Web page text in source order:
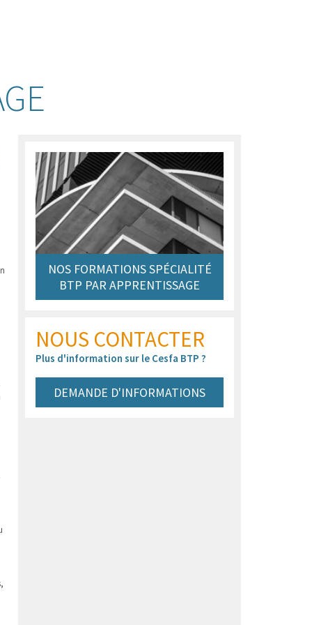
NOS FORMATIONS SPÉCIALITÉ
BTP PAR APPRENTISSAGE
NOUS CONTACTER
Plus d'information sur le Cesfa BTP ?
DEMANDE D'INFORMATIONS